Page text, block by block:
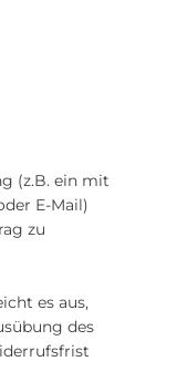
(z.B. ein mit
E-Mail)
zu
es aus,
des